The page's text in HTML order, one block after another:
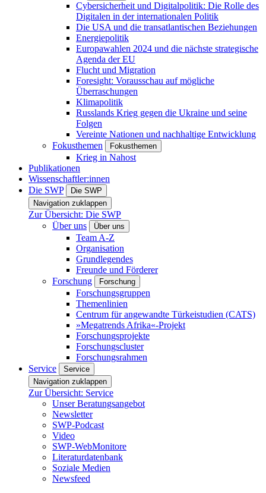
Cybersicherheit und Digitalpolitik: Die Rolle des
Digitalen in der internationalen Politik
Die USA und die transatlantischen Beziehungen
Energiepolitik
Europawahlen 2024 und die nächste strategische
Agenda der EU
Flucht und Migration
Foresight: Vorausschau auf mögliche
Überraschungen
Klimapolitik
Russlands Krieg gegen die Ukraine und seine
Folgen
Vereinte Nationen und nachhaltige Entwicklung
Fokusthemen
Fokusthemen
Krieg in Nahost
Publikationen
Wissenschaftler:innen
Die SWP
Die SWP
Navigation zuklappen
Zur Übersicht: Die SWP
Über uns
Über uns
Team A-Z
Organisation
Grundlegendes
Freunde und Förderer
Forschung
Forschung
Forschungsgruppen
Themenlinien
Centrum für angewandte Türkeistudien (CATS)
»Megatrends Afrika«-Projekt
Forschungsprojekte
Forschungscluster
Forschungsrahmen
Service
Service
Navigation zuklappen
Zur Übersicht: Service
Unser Beratungsangebot
Newsletter
SWP-Podcast
Video
SWP-WebMonitore
Literaturdatenbank
Soziale Medien
Newsfeed